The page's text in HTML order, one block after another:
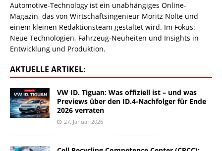
Automotive-Technology ist ein unabhängiges Online-
Magazin, das von Wirtschaftsingenieur Moritz Nolte und
einem kleinen Redaktionsteam gestaltet wird. Im Fokus:
Neue Technologien, Fahrzeug-Neuheiten und Insights in
Entwicklung und Produktion.
AKTUELLE ARTIKEL:
VW ID. Tiguan: Was offiziell ist – und was
Previews über den ID.4-Nachfolger für Ende
2026 verraten
27. Januar 2026